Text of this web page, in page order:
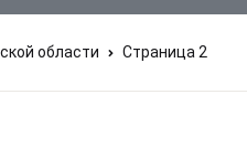
области Страница 2